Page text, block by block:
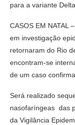
para a variante Delta.
CASOS EM NATAL
em investigação
retornaram do Rio
encontram-se
de um caso
Será realizado
nasofaríngeas das
da Vigilância